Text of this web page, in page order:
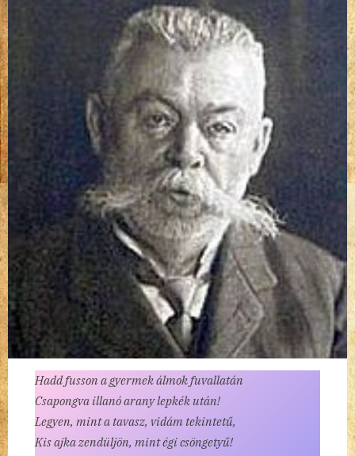
Hadd fusson a gyermek álmok fuvallatán
Csapongva illanó arany lepkék után!
Legyen, mint a tavasz, vidám tekintetű,
Kis ajka zendüljön, mint égi csöngetyű!